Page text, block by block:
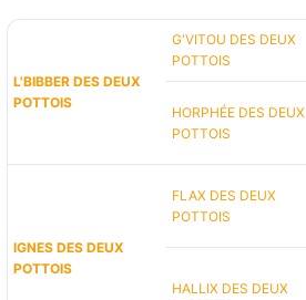
L'BIBBER DES DEUX
POTTOIS
G'VITOU DES DEUX
POTTOIS
HORPHÉE DES DEUX
POTTOIS
IGNES DES DEUX
POTTOIS
FLAX DES DEUX
POTTOIS
HALLIX DES DEUX